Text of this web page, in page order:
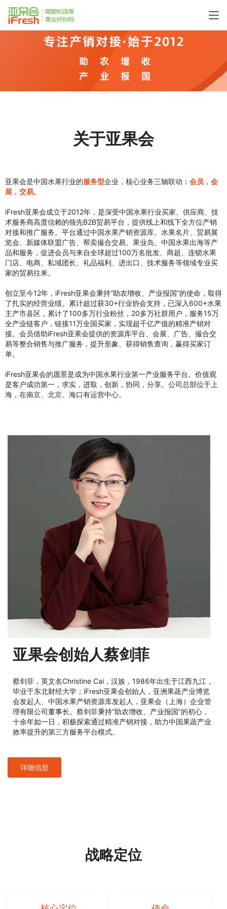
关于亚果会
亚果会是中国水果行业的服务型企业，核心业务三轴联动： 会员 ， 会
展 ， 交易。
iFresh亚果会成立于2012年，是深受中国水果行业买家、供应商、技
术服务商高度信赖的领先B2B贸易平台，提供线上和线下全方位产销
对接和推广服务。平台通过中国水果产销资源库、水果名片、贸易展
览会、新媒体联盟广告、帮卖撮合交易、果业岛、中国水果出海等产
品和服务，促进会员与来自全球超过100万名批发、商超、连锁水果
门店、电商、私域团长、礼品福利、进出口、技术服务等领域专业买
家的贸易往来。
创立至今12年，iFresh亚果会秉持“助农增收、产业报国”的使命，取得
了扎实的经营业绩。累计超过获30+行业协会支持，已深入600+水果
主产市县区，累计了100多万行业粉丝，20多万社群用户，服务15万
全产业链客户，链接11万全国买家，实现超千亿产值的精准产销对
接。会员借助iFresh亚果会提供的资源库平台、会展、广告、撮合交
易等整合销售与推广服务，提升形象、获得销售查询，赢得买家订
单。
iFresh亚果会的愿景是成为中国水果行业第一产业服务平台。价值观
是客户成功第一，求实，进取，创新，协同，分享。公司总部位于上
海，在南京、北京、海口有运营中心。
亚果会创始人蔡剑菲
蔡剑菲，英文名Christine Cai，汉族，1986年出生于江西九江，
毕业于东北财经大学；iFresh亚果会创始人，亚洲果蔬产业博览
会发起人、中国水果产销资源库发起人，亚果会（上海）企业管
理有限公司董事长。蔡剑菲秉持“助农增收、产业报国”的初心，
十余年如一日，积极探索通过精准产销对接，助力中国果蔬产业
效率提升的第三方服务平台模式。
详细信息
战略定位